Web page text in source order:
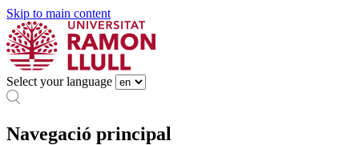
Skip to main content
Select your language
Navegació principal